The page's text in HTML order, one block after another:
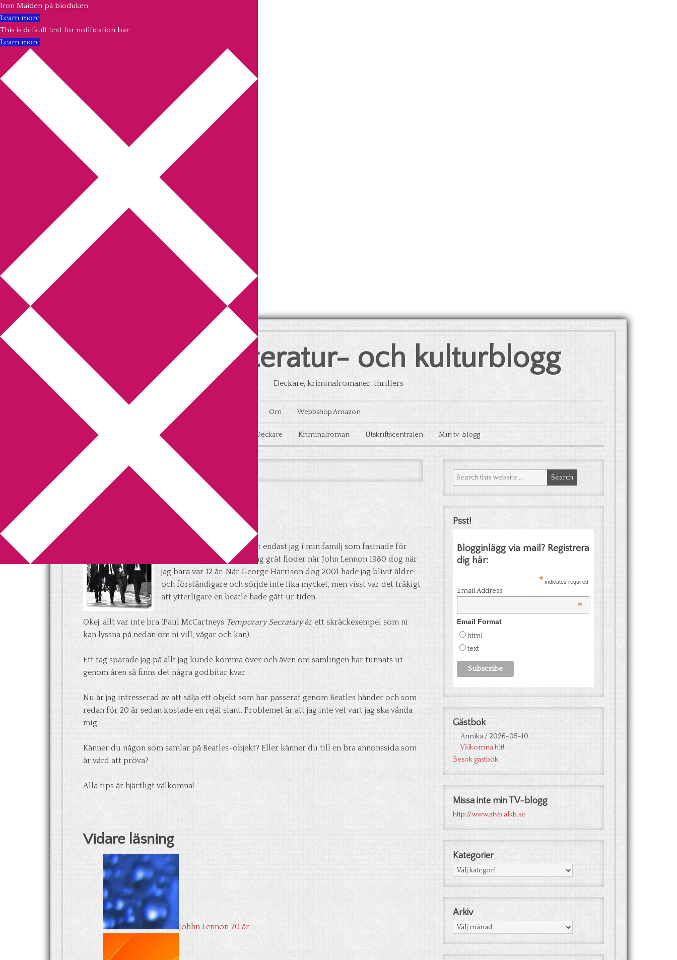
Annikas litteratur- och kulturblogg
Deckare, kriminalromaner, thrillers
Författarfemman Om Webbshop Amazon
Gästinlägg Bokbloggsjerka Deckare Kriminalroman Utskriftscentralen Min tv-blogg
You are here:Home Beatles i mitt hjärta
Beatles i mitt hjärta
5 Comments
Av någon anledning var det endast jag i min familj som fastnade för
Beatles och deras musik. Jag grät floder när John Lennon 1980 dog när
jag bara var 12 år. När George Harrison dog 2001 hade jag blivit äldre
och förståndigare och sörjde inte lika mycket, men visst var det tråkigt
att ytterligare en beatle hade gått ur tiden.
Okej, allt var inte bra (Paul McCartneys Temporary Secrataryär ett skräckexempel som ni
kan lyssna på nedan om ni vill, vågar och kan).
Ett tag sparade jag på allt jag kunde komma över och även om samlingen har tunnats ut
genom åren så finns det några godbitar kvar.
Nu är jag intresserad av att sälja ett objekt som har passerat genom Beatles händer och som
redan för 20 år sedan kostade en rejäl slant. Problemet är att jag inte vet vart jag ska vända
mig.
Känner du någon som samlar på Beatles-objekt? Eller känner du till en bra annonssida som
är värd att pröva?
Alla tips är hjärtligt välkomna!
Vidare läsning
Johhn Lennon 70 år
Psst!
Blogginlägg via mail? Registrera
dig här:
* indicates required
Email Address
*
Email Format
html
text
Gästbok
Annika/ 2026-05-10
Välkomna hit!
Besök gästbok
Missa inte min TV-blogg
http://www.atvb.alkb.se
Kategorier
Kategorier
Arkiv
Arkiv
Iron Maiden på bioduken
Learn more
This is default text for notification bar
Learn more